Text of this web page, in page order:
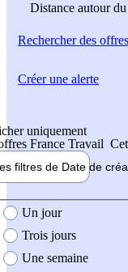
Distance autour
Rechercherdes offres
uniquement
France Travail
filtres de Date de
création de l'offre
Un jour
Trois jours
Une semaine
Créer une alerte